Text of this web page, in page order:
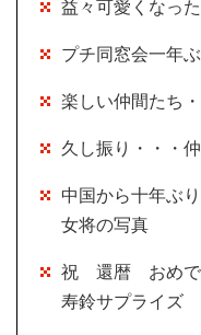
益々可愛くなっ
プチ同窓会一年
楽しい仲間たち
久し振り・・・
中国から十年ぶ
女将の写真
祝 還暦 おめで
寿鈴サプライズ